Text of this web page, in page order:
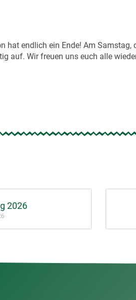
hat endlich ein Ende! Am
auf. Wir freuen uns euch alle
2026